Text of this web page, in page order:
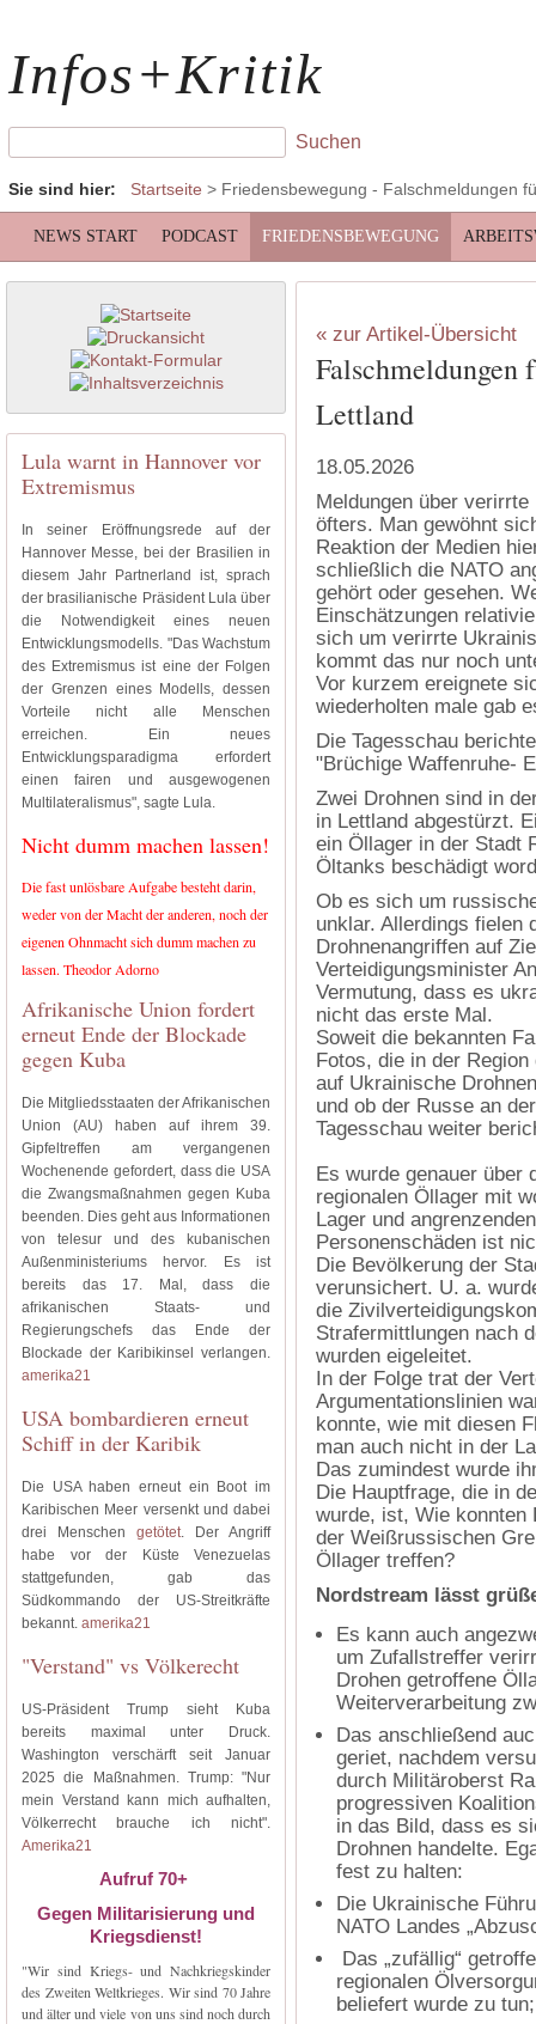
Infos+Kritik
Sie sind hier: Startseite > Friedensbewegung - Falschmeldungen
NEWS START PODCAST FRIEDENSBEWEGUNG
Lula warnt in Hannover vor
Extremismus
In seiner Eröffnungsrede auf der
Hannover Messe, bei der Brasilien in
diesem Jahr Partnerland ist, sprach
der brasilianische Präsident Lula über
die Notwendigkeit eines neuen
Entwicklungsmodells. "Das Wachstum
des Extremismus ist eine der Folgen
der Grenzen eines Modells, dessen
Vorteile nicht alle Menschen
erreichen. Ein neues
Entwicklungsparadigma erfordert
einen fairen und ausgewogenen
Multilateralismus", sagte Lula.
Nicht dumm machen lassen!
Die fast unlösbare Aufgabe besteht darin,
weder von der Macht der anderen, noch der
eigenen Ohnmacht sich dumm machen zu
lassen. Theodor Adorno
Afrikanische Union fordert
erneut Ende der Blockade
gegen Kuba
Die Mitgliedsstaaten der Afrikanischen
Union (AU) haben auf ihrem 39.
Gipfeltreffen am vergangenen
Wochenende gefordert, dass die USA
die Zwangsmaßnahmen gegen Kuba
beenden. Dies geht aus Informationen
von telesur und des kubanischen
Außenministeriums hervor. Es ist
bereits das 17. Mal, dass die
afrikanischen Staats- und
Regierungschefs das Ende der
Blockade der Karibikinsel verlangen.
amerika21
USA bombardieren erneut
Schiff in der Karibik
Die USA haben erneut ein Boot im
Karibischen Meer versenkt und dabei
drei Menschen getötet. Der Angriff
habe vor der Küste Venezuelas
stattgefunden, gab das
Südkommando der US-Streitkräfte
bekannt. amerika21
"Verstand" vs Völkerecht
US-Präsident Trump sieht Kuba
bereits maximal unter Druck.
Washington verschärft seit Januar
2025 die Maßnahmen. Trump: "Nur
mein Verstand kann mich aufhalten,
Völkerrecht brauche ich nicht".
Amerika21
Aufruf 70+
Gegen Militarisierung und
Kriegsdienst!
"Wir sind Kriegs- und Nachkriegskinder
des Zweiten Weltkrieges. Wir sind 70 Jahre
und älter und viele von uns sind noch durch
« zur Artikel-Übersicht
Falschmeldungen
Lettland
18.05.2026
Meldungen über
öfters. Man gewöhnt
Reaktion der Medien
schließlich die NATO
gehört oder gesehen.
Einschätzungen
sich um verirrte
kommt das nur noch
Vor kurzem ereignete
wiederholten male gab
Die Tagesschau
"Brüchige Waffenruhe-
Zwei Drohnen sind in
in Lettland abgestürzt.
ein Öllager in der Stadt
Öltanks beschädigt
Ob es sich um
unklar. Allerdings fielen
Drohnenangriffen auf
Verteidigungsminister
Vermutung, dass es
nicht das erste Mal.
Soweit die bekannten
Fotos, die in der
auf Ukrainische
und ob der Russe an
Tagesschau weiter
Es wurde genauer über
regionalen Öllager mit
Lager und
Personenschäden ist
Die Bevölkerung der
verunsichert. U. a.
die
Strafermittlungen nach
wurden eigeleitet.
In der Folge trat der
Argumentationslinien
konnte, wie mit diesen
man auch nicht in der
Das zumindest wurde
Die Hauptfrage, die in
wurde, ist, Wie konnten
der Weißrussischen
Öllager treffen?
Nordstream lässt
Es kann auch
um Zufallstreffer
Drohen getroffene
Weiterverarbeitung
Das anschließend
geriet, nachdem
durch Militäroberst
progressiven
in das Bild, dass es
Drohnen handelte.
fest zu halten:
Die Ukrainische
NATO Landes
Das „zufällig“
regionalen
beliefert wurde zu tun;